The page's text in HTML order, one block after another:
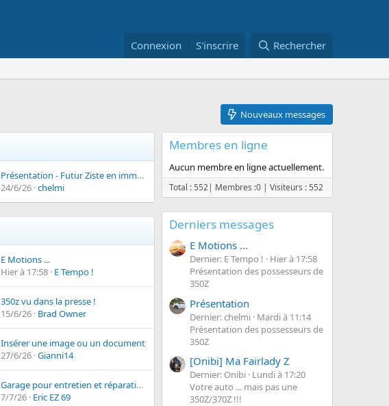
Connexion S'inscrire Rechercher
Nouveaux messages
Présentation - Futur Ziste en immersion
24/6/26 chelmi
E Motions ...
Hier à 17:58 E Tempo !
350z vu dans la presse !
15/6/26 Brad Owner
Insérer une image ou un document
27/6/26 Gianni14
Garage pour entretien et réparation dans les secteurs Grenoble ou Lyon
7/7/26 Eric EZ 69
Membres en ligne
Aucun membre en ligne actuellement.
Total : 552| Membres :0 | Visiteurs : 552
Derniers messages
E Motions ...
Dernier: E Tempo !
Hier à 17:58
Présentation des possesseurs de
350Z
Présentation
Dernier: chelmi Mardi à 11:14
Présentation des possesseurs de
350Z
[Onibi] Ma Fairlady Z
Dernier: Onibi Lundi à 17:20
Votre auto ... mais pas une
350Z/370Z !!!